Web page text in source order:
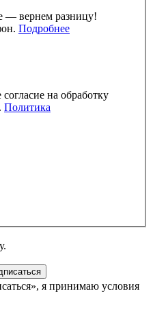
— вернем разницу!
Подробнее
на обработку
Политика
я принимаю условия